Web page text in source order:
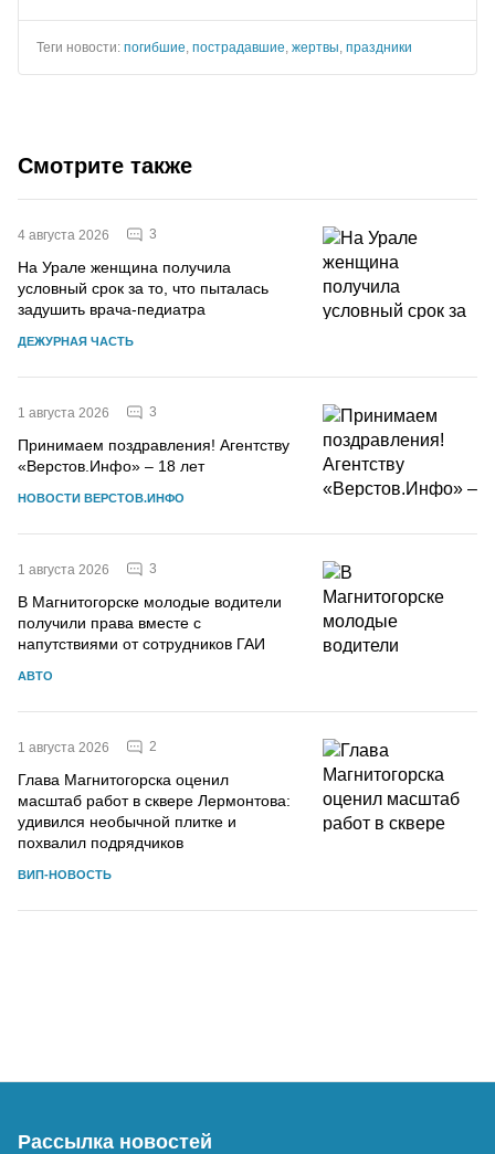
Теги новости: погибшие пострадавшие жертвы праздники
Смотрите также
4 августа 2026 3
На Урале женщина получила
условный срок за то, что пыталась
задушить врача-педиатра
ДЕЖУРНАЯ ЧАСТЬ
1 августа 2026 3
Принимаем поздравления! Агентству
«Верстов.Инфо» – 18 лет
НОВОСТИ ВЕРСТОВ.ИНФО
1 августа 2026 3
В Магнитогорске молодые водители
получили права вместе с
напутствиями от сотрудников ГАИ
АВТО
1 августа 2026 2
Глава Магнитогорска оценил
масштаб работ в сквере Лермонтова:
удивился необычной плитке и
похвалил подрядчиков
ВИП-НОВОСТЬ
Рассылка новостей